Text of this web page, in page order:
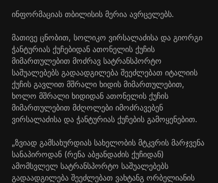
ინფორმაციას თბილისის მერია ავრცელებს.
მათივე ცნობით, სოლიკო ვირსალაძისა და გიორგი
ჭანტურიას ქუჩებიდან ათონელის ქუჩის
მიმართულებით მოძრავ სატრანსპორტო
საშუალებებს გადაადგილება შეეძლებათ იტალიის
ქუჩის გავლით მშრალი ხიდის მიმართულებით,
ხოლო მშრალი ხიდიდან ათონელის ქუჩის
მიმართულებით მძღოლები იმოძრავებენ
ვირსალაძისა და ჭანტურიას ქუჩების გამოყენებით.
„ზვიად გამსახურდიას სახელობის მტკვრის მარჯვენა
სანაპიროდან (რენა აბჟანდაძის ქუჩიდან)
ამომსვლელ სატრანსპორტო საშუალებებს
გადაადგილება შეეძლებათ ვახტანგ ორბელიანის